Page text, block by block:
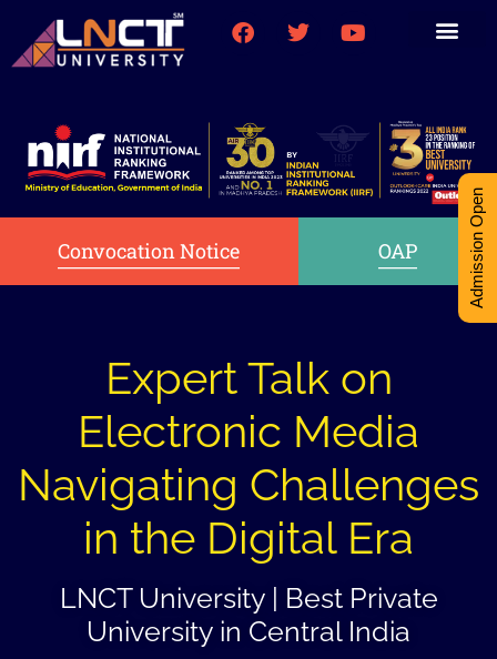
Convocation Notice OAP
Expert Talk on
Electronic Media
Navigating Challenges
in the Digital Era
LNCT University | Best Private
University in Central India
Admission Open